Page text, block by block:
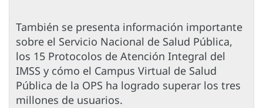
También se presenta información importante
sobre el Servicio Nacional de Salud Pública,
los 15 Protocolos de Atención Integral del
IMSS y cómo el Campus Virtual de Salud
Pública de la OPS ha logrado superar los tres
millones de usuarios.